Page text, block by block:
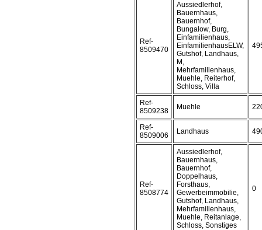
Ref-
8509470
Aussiedlerhof,
Bauernhaus,
Bauernhof,
Bungalow, Burg,
Einfamilienhaus,
EinfamilienhausELW,
Gutshof, Landhaus,
M,
Mehrfamilienhaus,
Muehle, Reiterhof,
Schloss, Villa
Ref-
8509238
Muehle
Ref-
8509006
Landhaus
Ref-
8508774
Aussiedlerhof,
Bauernhaus,
Bauernhof,
Doppelhaus,
Forsthaus,
Gewerbeimmobilie,
Gutshof, Landhaus,
Mehrfamilienhaus,
Muehle, Reitanlage,
Schloss, Sonstiges
0